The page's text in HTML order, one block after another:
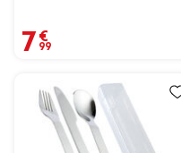
7,99 €